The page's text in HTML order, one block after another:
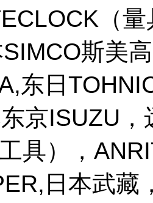
（
斯美
东日
京ISUZU
具），
日本武藏